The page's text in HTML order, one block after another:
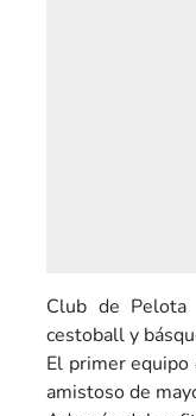
Club de Pelota
cestoball y
El primer
amistoso de